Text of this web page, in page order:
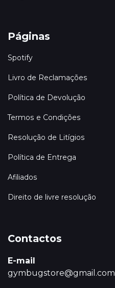
Páginas
Spotify
Livro de Reclamações
Política de Devolução
Termos e Condições
Resolução de Litígios
Política de Entrega
Afiliados
Direito de livre resolução
Contactos
E-mail
gymbugstore@gmail.com